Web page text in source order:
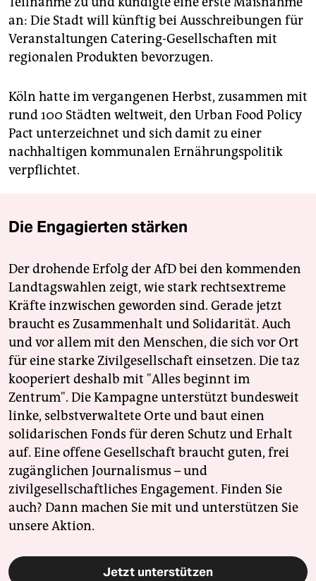
an: Die Stadt will künftig bei Ausschreibungen für
Veranstaltungen Catering-Gesellschaften mit
regionalen Produkten bevorzugen.
Köln hatte im vergangenen Herbst, zusammen mit
rund 100 Städten weltweit, den Urban Food Policy
Pact unterzeichnet und sich damit zu einer
nachhaltigen kommunalen Ernährungspolitik
verpflichtet.
Die Engagierten stärken
Der drohende Erfolg der AfD bei den kommenden
Landtagswahlen zeigt, wie stark rechtsextreme
Kräfte inzwischen geworden sind. Gerade jetzt
braucht es Zusammenhalt und Solidarität. Auch
und vor allem mit den Menschen, die sich vor Ort
für eine starke Zivilgesellschaft einsetzen. Die taz
kooperiert deshalb mit "Alles beginnt im
Zentrum". Die Kampagne unterstützt bundesweit
linke, selbstverwaltete Orte und baut einen
solidarischen Fonds für deren Schutz und Erhalt
auf. Eine offene Gesellschaft braucht guten, frei
zugänglichen Journalismus – und
zivilgesellschaftliches Engagement. Finden Sie
auch? Dann machen Sie mit und unterstützen Sie
unsere Aktion.
Jetzt unterstützen